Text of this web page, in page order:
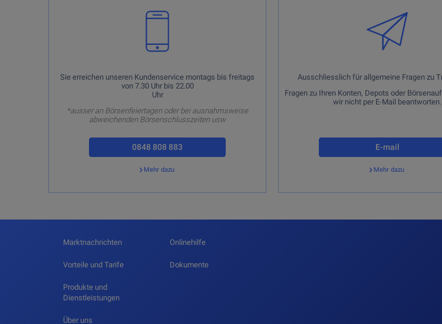
Sie erreichen unseren Kundenservice montags bis freitags
von 7.30 Uhr bis 22.00
Uhr
*ausser an Börsenfeiertagen oder bei ausnahmsweise
abweichenden Börsenschlusszeiten usw
0848 808 883
Mehr dazu
*ausser an Börsenfeiertagen oder bei ausnahmsweise
Zurück
Ausschliesslich für allgemeine Fragen zu
Fragen zu Ihren Konten, Depots oder
wir nicht per E-Mail beantworten.
E-mail
Mehr dazu
können wir nicht per E-Mail
Zurück
Marktnachrichten
Vorteile und Tarife
Produkte und
Dienstleistungen
Über uns
Onlinehilfe
Dokumente